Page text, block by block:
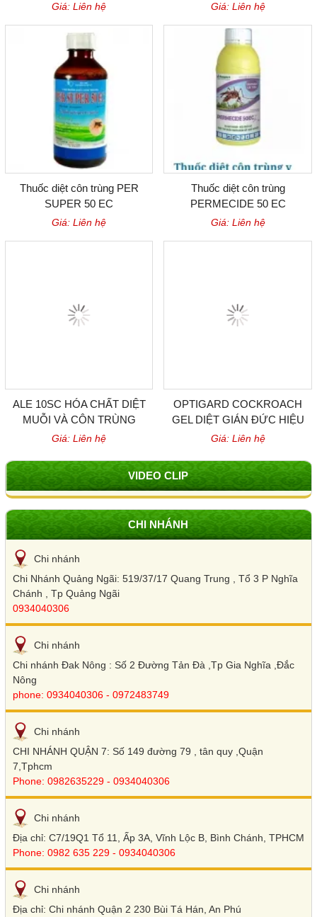
Giá: Liên hệ Giá: Liên hệ
Thuốc diệt côn trùng PER
SUPER 50 EC
Giá: Liên hệ
Thuốc diệt côn trùng
PERMECIDE 50 EC
Giá: Liên hệ
ALE 10SC HÓA CHẤT DIỆT
MUỖI VÀ CÔN TRÙNG
Giá: Liên hệ
OPTIGARD COCKROACH
GEL DIỆT GIÁN ĐỨC HIỆU
QUẢ CỦA BỈ
Giá: Liên hệ
VIDEO CLIP
CHI NHÁNH
Chi nhánh
Chi Nhánh Quảng Ngãi: 519/37/17 Quang Trung , Tổ 3 P Nghĩa
Chánh , Tp Quảng Ngãi
0934040306
Chi nhánh
Chi nhánh Đak Nông : Số 2 Đường Tản Đà ,Tp Gia Nghĩa ,Đắc
Nông
phone: 0934040306 - 0972483749
Chi nhánh
CHI NHÁNH QUẬN 7: Số 149 đường 79 , tân quy ,Quận
7,Tphcm
Phone: 0982635229 - 0934040306
Chi nhánh
Địa chỉ: C7/19Q1 Tổ 11, Ấp 3A, Vĩnh Lộc B, Bình Chánh, TPHCM
Phone: 0982 635 229 - 0934040306
Chi nhánh
Địa chỉ: Chi nhánh Quận 2 230 Bùi Tá Hán, An Phú